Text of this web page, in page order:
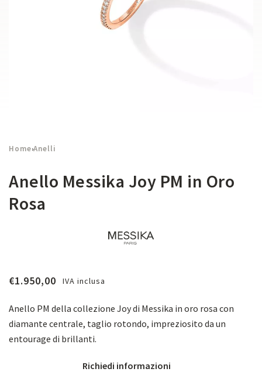
Home›Anelli
Anello Messika Joy PM in Oro
Rosa
€1.950,00 IVA inclusa
Anello PM della collezione Joy di Messika in oro rosa con
diamante centrale, taglio rotondo, impreziosito da un
entourage di brillanti.
Richiedi informazioni